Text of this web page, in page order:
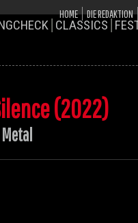
HOME DIE REDAKTION
CLASSICS
(2022)